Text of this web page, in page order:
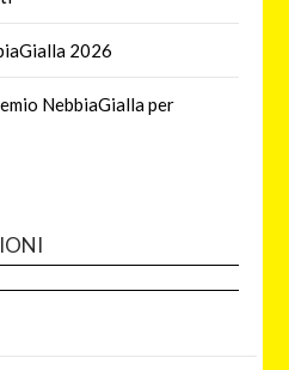
2026
NebbiaGialla per